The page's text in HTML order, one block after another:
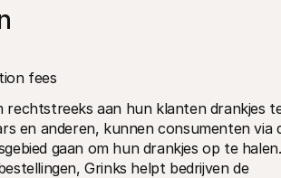
fees
rechtstreeks aan hun klanten drankjes
en anderen, kunnen consumenten via
gaan om hun drankjes op te halen.
Grinks helpt bedrijven de